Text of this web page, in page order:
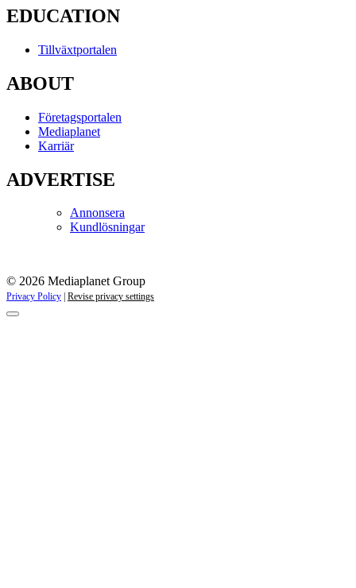
EDUCATION
Tillväxtportalen
ABOUT
Företagsportalen
Mediaplanet
Karriär
ADVERTISE
Annonsera
Kundlösningar
© 2026 Mediaplanet Group
Privacy Policy Revise privacy settings